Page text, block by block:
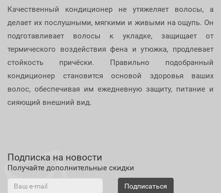
Качественный кондиционер не утяжеляет волосы, а
делает их послушными, мягкими и живыми на ощупь. Он
подготавливает волосы к укладке, защищает от
термического воздействия фена и утюжка, продлевает
стойкость причёски. Правильно подобранный
кондиционер становится основой здоровья ваших
волос, обеспечивая им ежедневную защиту, питание и
сияющий внешний вид.
Подписка на новости
Получайте дополнительные скидки
Подписаться